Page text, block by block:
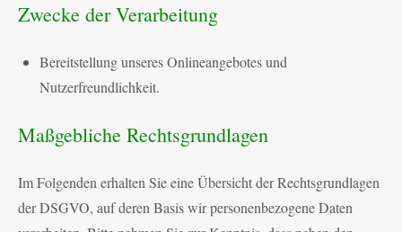
Zwecke der Verarbeitung
Bereitstellung unseres Onlineangebotes und
Nutzerfreundlichkeit.
Maßgebliche Rechtsgrundlagen
Im Folgenden erhalten Sie eine Übersicht der Rechtsgrundlagen
der DSGVO, auf deren Basis wir personenbezogene Daten